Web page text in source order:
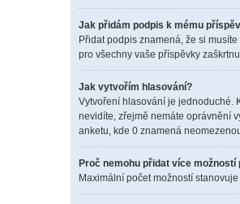
Jak přidám podpis k mému
Přidat podpis znamená, že si
pro všechny vaše příspěvky
Jak vytvořím hlasování?
Vytvoření hlasování je jednoduché.
nevidíte, zřejmě nemáte oprávnění
anketu, kde 0 znamená
Proč nemohu přidat více možností
Maximální počet možností